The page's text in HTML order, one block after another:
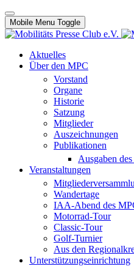
Mobile Menu Toggle
Aktuelles
Über den MPC
Vorstand
Organe
Historie
Satzung
Mitglieder
Auszeichnungen
Publikationen
Ausgaben
Veranstaltungen
Wandertage
IAA-Abend des
Motorrad-Tour
Classic-Tour
Golf-Turnier
Aus den
Unterstützungseinrichtung